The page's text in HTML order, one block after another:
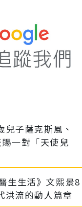
子薩克斯風、
一對「天使兒
生生活》文熙景8
流的動人篇章